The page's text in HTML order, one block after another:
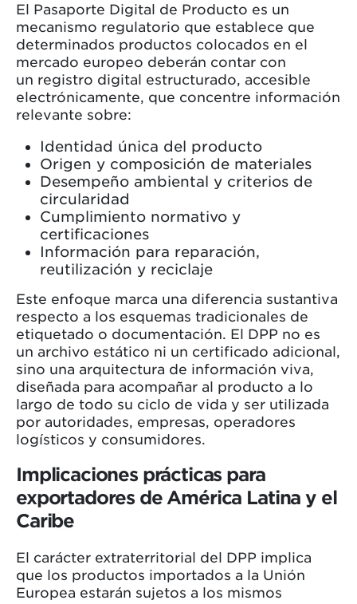
El Pasaporte Digital de Producto es un
mecanismo regulatorio que establece que
determinados productos colocados en el
mercado europeo deberán contar con
un registro digital estructurado, accesible
electrónicamente, que concentre información
relevante sobre:
Identidad única del producto
Origen y composición de materiales
Desempeño ambiental y criterios de
circularidad
Cumplimiento normativo y
certificaciones
Información para reparación,
reutilización y reciclaje
Este enfoque marca una diferencia sustantiva
respecto a los esquemas tradicionales de
etiquetado o documentación. El DPP no es
un archivo estático ni un certificado adicional,
sino una arquitectura de información viva,
diseñada para acompañar al producto a lo
largo de todo su ciclo de vida y ser utilizada
por autoridades, empresas, operadores
logísticos y consumidores.
Implicaciones prácticas para
exportadores de América Latina y el
Caribe
El carácter extraterritorial del DPP implica
que los productos importados a la Unión
Europea estarán sujetos a los mismos